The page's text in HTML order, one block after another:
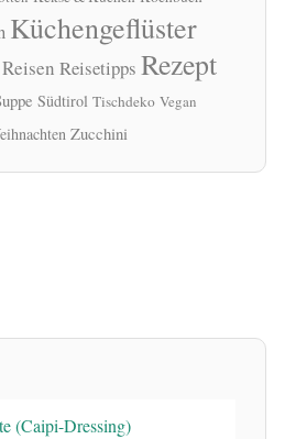
Küchengeflüster
Reisen Reisetipps Rezept
Südtirol Tischdeko Vegan
Zucchini
(Caipi-Dressing)